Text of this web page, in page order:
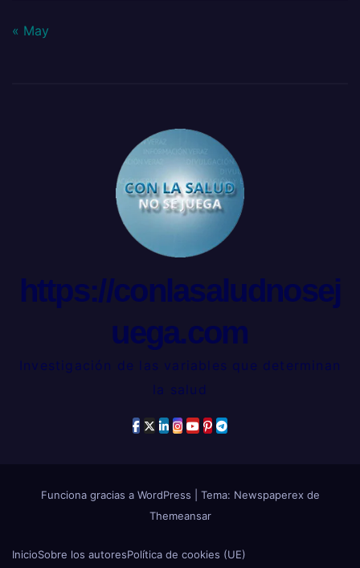
« May
https://conlasaludnosej
uega.com
Investigación de las variables que determinan
la salud
Funciona gracias a WordPress
Tema: Newspaperex de
Themeansar
InicioSobre los autoresPolítica de cookies (UE)